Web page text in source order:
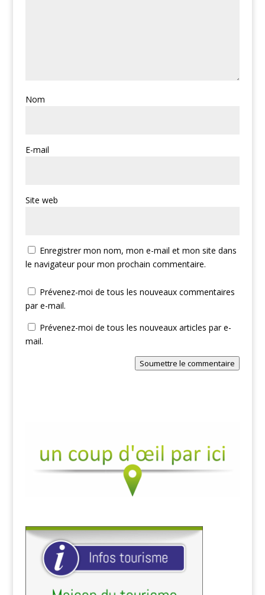
Nom
E-mail
Site web
Enregistrer mon nom, mon e-mail et mon site dans
le navigateur pour mon prochain commentaire.
Prévenez-moi de tous les nouveaux commentaires
par e-mail.
Prévenez-moi de tous les nouveaux articles par e-
mail.
Soumettre le commentaire